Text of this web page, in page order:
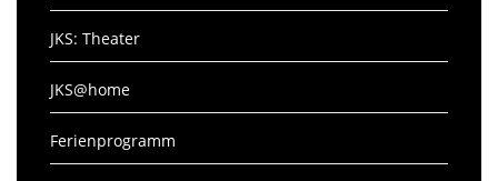
JKS: Theater
JKS@home
Ferienprogramm